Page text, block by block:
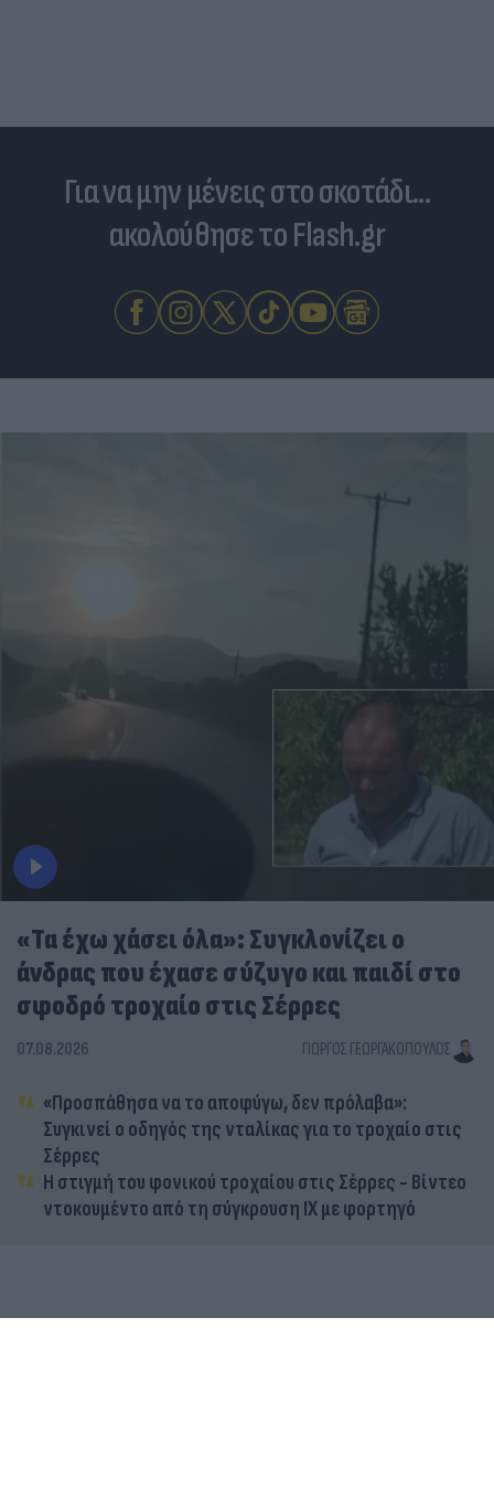
Για να μην μένεις στο σκοτάδι...
ακολούθησε το Flash.gr
«Τα έχω χάσει όλα»: Συγκλονίζει ο
άνδρας που έχασε σύζυγο και παιδί στο
σφοδρό τροχαίο στις Σέρρες
07.08.2026 ΓΙΏΡΓΟΣ ΓΕΩΡΓΑΚΌΠΟΥΛΟΣ
«Προσπάθησα να το αποφύγω, δεν πρόλαβα»:
Συγκινεί ο οδηγός της νταλίκας για το τροχαίο στις
Σέρρες
Η στιγμή του φονικού τροχαίου στις Σέρρες - Βίντεο
ντοκουμέντο από τη σύγκρουση ΙΧ με φορτηγό